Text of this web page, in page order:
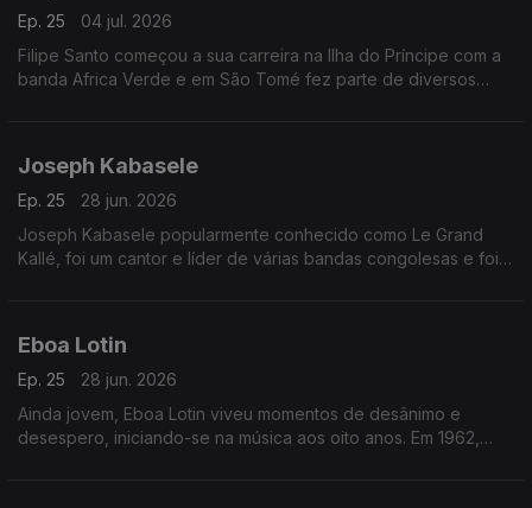
Ep. 25
04 jul. 2026
Filipe Santo começou a sua carreira na Ilha do Príncipe com a
banda Africa Verde e em São Tomé fez parte de diversos
Joseph Kabasele
Ep. 25
28 jun. 2026
Joseph Kabasele popularmente conhecido como Le Grand
Kallé, foi um cantor e líder de várias bandas congolesas e foi
Eboa Lotin
Ep. 25
28 jun. 2026
Ainda jovem, Eboa Lotin viveu momentos de desânimo e
desespero, iniciando-se na música aos oito anos. Em 1962,